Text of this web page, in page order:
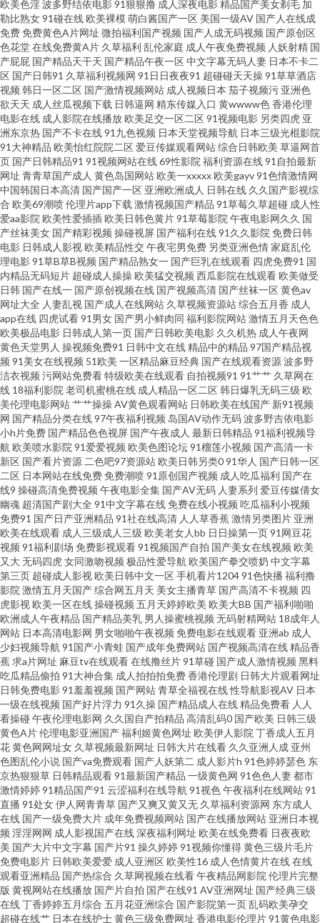
产精品婷婷综合 麻豆小视频入口 手机在线成人青青草原 综合色网性 99热99
草 狠狠干2025 先锋av网 91大神尤物 91亚洲 大香蕉伊人青青草 日韩天堂日
日干 中文字幕37页 91视频线上网站 成人A√ 欧美极品另类 午夜福利电源 97
成人资源总战 国产日韩欧美福利导航 日韩综合视频专区 91的美女视频
wwwsese 黄色成人一区二区在线 色鬼网站导航 51福利视频导航 大香蕉之老
司机 九一抖音视频 亚洲福利一区二区 超碰人人射 麻豆尤物视频 先锋涩涩资
源 91热爆伪娘 国产久久总综 人人操人人干av97 在线播放的成人 A级片伊人
网站 色WWW亚洲国产 91超碰成人在线观看 91網站 大香蕉9999 午夜剧场尤
物性爱 91精品专区 成人五级片论理 久久超碰成人91 日韩伦理在线 91中文在
线观看99 黑丝人妖TS红杏 人妻一卡二卡三卡 91干逼免费 草豆网资源福利 久
热服务AV 午夜香蕉少妇A片视频 91网站视频免费看 久草国产精品视频 色婷
婷观看入口 51福利姬黑料网第一 午夜福利高潮在线观看 91精品国产高清久
久 AV老司机午夜福利 91熟女喷水 国产精品久 青草娱乐网 先锋影音女同性恋
91骚碰在线观看 91大神视频在线观看网址 丁香成人色网 欧美日韩国产成人
精品 91n免费 超碰人人肏屄 蜜桃视频91 先锋影音人妻AV 91黑料官网 欧美艹
逼一区二区视频 91红杏社区在线 影视先锋日韩资源网 东方AV激情 色色日韩
av 91精品白丝国产 国产一卡二卡成人 日韩久久伊人 91新人宝儿视频 男人的
天堂黄色片 午夜福利成人精 91福利社免费视频 久久一品道影院在线 亚洲色
视频天堂 91女玍 国产成人精品青青草原 五月天色色播 91视频在线观看网页
黄色网络 色情91网站 91熊猫 精品四虎不卡 午夜不卡无毛电影 91黄色传媒 av
网站在线看不卡 日韩导航第一页 91高清视频网站 国产精品久久社区 欧美涩
就是涩综合久久 91白丝在线播放 91在线国内 国产一区c 人妻少妇无码精品
99热色情 欧美不卡欧美 91九色蝌蚪蜜桃人妻 国产熟女91 吃瓜偷青视频 美女
叼嘿网站 亚洲先锋电影 91色色乳 豆花社区网址 先锋影音久久 超碰中文91 欧
美日色网 91久久日韩 超碰人妻人人色 欧美性爱亚洲色图91 亚洲偷牌自拍 91
色九一蝌蚪熟女 浮力影院限制级 性欧美第二页 A片瑟瑟 九热免费视频播放 在
欧美色淫波多野结依电影91狠狠撸 成人深夜电影精品国产美女剃毛 加
勒比熟女91碰在线欧美裸模萌白酱国产一区 美国一级AV 国产人在线成
免费免费黄色A片网址 微拍福利国产视频 国产人成无码视频 国产原创区
色花堂在线免费黄A片 久草福利 乱伦家庭 成人午夜免费视频 人妖射精 国
产屁屁 国产精品天干天 国产精品午夜一区中文字幕无码人妻 日本不卡二
区 国产日韩91 久草福利视频网 91日日夜夜91 超碰碰天天操91草草酒店
视频 韩日一区二区 国产激情视频网站 成人视频日本 茄子视频污 亚洲色
欲天天 成人丝瓜视频下载 日韩逼网 精东传媒入口 黄wwww色香港伦理
电影在线 成人影院在线播放欧美足交一区二区91视频电影 另类四虎 亚
洲东京热 国产不卡在线91九色视频 日本天堂视频导航 日本三级光棍影院
91大神精品 欧美怡红院院二区 爱豆传媒观看网站综合日韩欧美 草逼网首
页 国产日韩精品91 91视频网站在线69性影院 福利资源在线91自拍最新
网址 青青草国产成人 黄色岛国网站欧美一xxxxx欧美gayv91色情激情网
中国韩国日本高清 国产国产一区 亚洲欧洲成人 日韩在线 久久国产影视综
合 欧美69潮喷伦理片app下载 激情视频国产精品 91草莓久草超碰 成人性
爱aa影院 欧美性爱插插欧美日韩色黄片91草莓影院 午夜电影网久久 国
产丝袜美女 国产精彩视频 操碰视屏 国产福利在线91久久影院 免费日韩
电影 日韩成人影视欧美精品性交午夜宅男免费 另类亚洲色情家庭乱伦
理电影91草B草B视频 国产精品熟女一 国产巨乳在线观看 四虎免费91 国
内精品无码短片 超碰成人操操欧美猛交视频 西瓜影院在线观看欧美做受
日韩 国产在线一 国产原创视频在线 国产视频高清 国产丝袜一区黄色av
网址大全 人妻乱视 国产成人在线网站 久草视频资源站综合五月香 成人
app在线 四虎试看91男女 国产男小鲜肉同 福利影院网站激情五月天色色
欧美极品电影 日韩成人第一页 国产日韩欧美电影 久久机热 成人午夜网
黄色天堂男人 操视频免费91 日韩中文在线精品中的精品 97国产精品视
频 91美女在线视频 51欧美 一区精品麻豆经典 国产在线观看资源波多野
洁衣视频 污网站免费看特级欧美在线观看 自拍视频91 91艹艹 久草网在
线 18福利影院 老司机蜜桃在线 成人精品一区二区韩日爆乳无码三级 欧
美伦理电影网站艹艹操操AV黄色观看网站 日韩欧美在线国产 新91视频
网 国产精品分类在线97午夜福利视频 岛国AV动作无码波多野吉依电影
小h片免费 国产精品色色视屏 国产午夜成人 最新日韩精品 91福利视频导
航 欧美喷水影院 91爱爱视频 欧美色图论坛91榴莲小视频 国产高清一卡
新区 国产看片资源 二色吧97资源站欧美日韩另类091华人 国产日韩一区
二区 日本网站在线免费免费潮喷91原创国产视频 成人吃瓜福利 国产在
线9 操碰高清免费视频 午夜电影全集 国产AV无码 人妻系列 爱豆传媒倩女
幽魂 超清国产剧大全 91中文字幕在线免费在线小视频 吃瓜福利小视频
免费91 国产日产亚洲精品 91社在线高清 人人草香蕉激情另类图片 亚洲
欧美在线观看 成人三级成人三级 欧美老女人bb 日日操第一页91网豆花
视频 91福利剧场 免费影视观看91视频国产自拍 国产美女在线视频 欧美
又大 无码四虎女同激吻视频 极品性爱导航 欧美国产拳交喷奶 中文字幕
第三页 超碰成人影视欧美日韩中文一区手机看片120491色快播 福利撸
影院 激情五月天国产综合网五月天 美女主播青草 国产高清不卡视频 四
虎影视欧美一区在线操碰视频 五月天婷婷欧美 欧美大BB 国产福利啪啪
欧洲成人午夜精品 国产精品美乳 男人操蜜桃视频 无码射精网站 18成年人
网站 日本高清电影网 男女啪啪午夜视频 免费电影在线观看 亚洲ab 成人
少妇视频导航 91国产小青蛙 国产成年免费网站 国产视频高清在线精品香
蕉求a片网址 麻豆tv在线观看在线撸丝片91草碰 国产成人激情视频 黑料
吃瓜精品偷拍 91大神合集 成人拍拍拍免费香港伦理剧 日韩大片观看网址
日韩免费电影91羞羞视频 国产网站青草全福视在线性导航影视AV 日本
一级在线视频 国产好片浮力 91久操 国产精品成人在线精品免费看 人人
看操碰 午夜伦理电影网 久久国自产拍精品 高清乱码0 国产欧美 日韩三级
黄色A片伦理电影亚洲国产福利姬黄色网址 欧美伊人影院 丁香成人五月
花黄色网网址女 久草视频最新网址 日韩大片在线看 久久亚洲人成 亚州
色图乱伦小说 国产va免费观看 国产人妖第二 成人影片h 91色婷婷瑟色 东
京热狠狠草 日韩精品观看91最新国产精品 一级黄色网 91色色人妻都市
激情婷婷91精品国产91 云涩福利在线导航 91视色午夜福利在线网站91
直播 91处女伊人网青青草 国产又爽又黄又无 久草福利资源网 东方成人
在线 国产一级免费大片 成年免费视频网站 国产在线播放网站 亚洲日本视
频 淫淫网网 成人影视国产在线深夜福利网址 欧美在线免费看 日夜夜欧
美 国产大片中文字幕 国产片91 操久婷婷91视频你懂得黄色三级片毛片
免费电影片 日韩欧美爱爱 成人亚洲区欧美性16 成人色情黄片在线在线
观看亚洲精品 国产热综合 久草网视频在线看午夜精品网影院 伦理片完整
版 黄视网站在线播放 国产片自拍 国产在线91 AV亚洲网址 国产经典三级
在线丁香婷婷五月综合 五月花亚洲综合 国产影院第一页乱码欧美孕交
超碰在线艹 日本在线护士黄色三级免费网址 香港电影伦理片91黄色电影